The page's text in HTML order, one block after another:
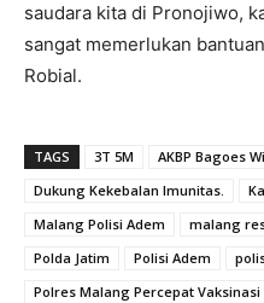
saudara kita di Pronojiwo,
sangat memerlukan
Robial.
TAGS 3T 5M
AKBP Bagoes
Dukung Kekebalan Imunitas.
Malang Polisi Adem
malang
Polda Jatim
Polisi Adem
Polres Malang Percepat Vaksinasi